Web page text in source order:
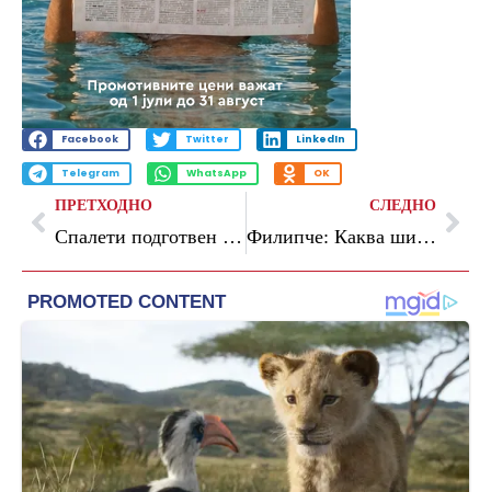
Facebook Twitter LinkedIn
Telegram WhatsApp OK
ПРЕТХОДНО
Спалети подготвен да го напушти Јувентус
СЛЕДНО
Филипче: Каква широка влада, каква коалиција, јасно кажав – поддршка за европските интеграции и реформите